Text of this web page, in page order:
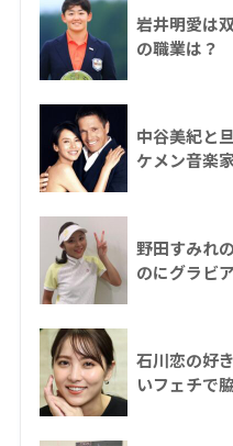
岩井明愛は
の職業は？
中谷美紀と
ケメン音楽
野田すみれ
のにグラビ
石川恋の好
いフェチで